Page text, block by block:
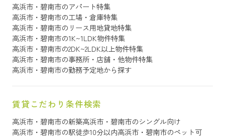
高浜市・碧南市のアパート特集
高浜市・碧南市の工場・倉庫特集
高浜市・碧南市のリース用地貸地特集
高浜市・碧南市の1K~1LDK物件特集
高浜市・碧南市の2DK~2LDK以上物件特集
高浜市・碧南市の事務所・店舗・他物件特集
高浜市・碧南市の勤務予定地から探す
賃貸こだわり条件検索
高浜市・碧南市の新築高浜市・碧南市のシングル向け
高浜市・碧南市の駅徒歩10分以内高浜市・碧南市のペット可